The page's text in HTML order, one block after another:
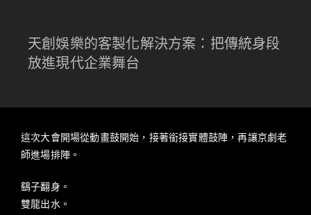
天創娛樂的客製化解決方案：把傳統身段
放進現代企業舞台
這次大會開場從動畫鼓開始，接著銜接實體鼓陣，再讓京劇老
師進場排陣。
鷂子翻身。
雙龍出水。